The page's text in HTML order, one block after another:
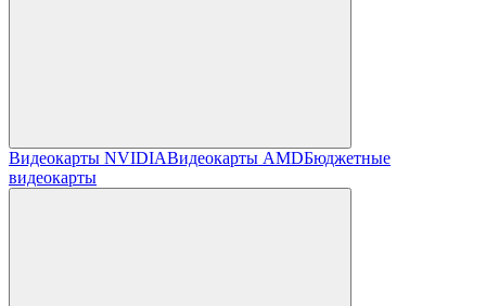
Видеокарты NVIDIAВидеокарты AMDБюджетные
видеокарты